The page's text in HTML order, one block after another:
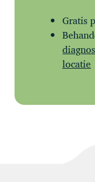
Gratis
locatie